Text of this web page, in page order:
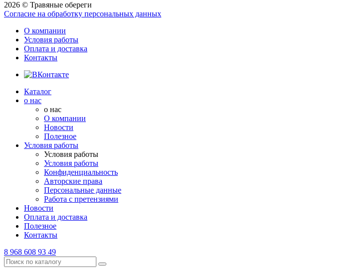
2026 © Травяные обереги
Согласие на обработку персональных данных
О компании
Условия работы
Оплата и доставка
Контакты
Каталог
о нас
о нас
О компании
Новости
Полезное
Условия работы
Условия работы
Условия работы
Конфиденциальность
Авторские права
Персональные данные
Работа с претензиями
Новости
Оплата и доставка
Полезное
Контакты
8 968 608 93 49